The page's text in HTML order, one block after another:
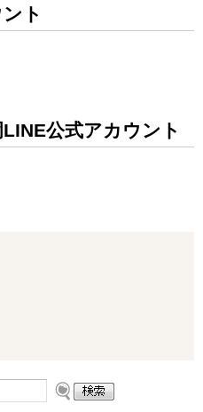
ト
公式アカウント